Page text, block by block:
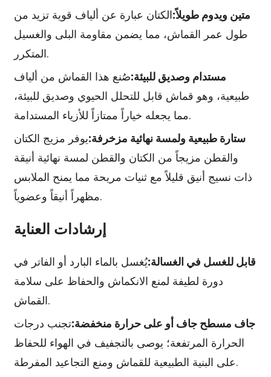
متين ويدوم طويلاً:الكتان عبارة عن ألياف قوية تزيد من
طول عمر القماش، مما يضمن مقاومة البلى والغسيل
المتكرر.
مستدام وصديق للبيئة:صُنع هذا القماش من ألياف
طبيعية، وهو قماش قابل للتحلل الحيوي وصديق للبيئة،
مما يجعله خياراً ممتازاً للأزياء المستدامة.
ستارة طبيعية ولمسة نهائية مزخرفة:يوفر مزيج الكتان
والقطن مزيجاً من الكتان والقطن لمسة نهائية أنيقة
ذات نسيج أنيق قليلاً مع ثنيات مريحة مما يمنح الملابس
مظهراً أنيقاً وعضوياً.
إرشادات العناية
قابل للغسل في الغسالة:يُغسل بالماء البارد أو الفاتر في
دورة لطيفة لمنع الانكماش والحفاظ على سلامة
القماش.
جاف مسطح جاف أو على حرارة منخفضة:تجنب درجات
الحرارة المرتفعة؛ يوصى بالتجفيف في الهواء للحفاظ
على البنية الطبيعية للقماش ومنع التجاعيد المفرطة.